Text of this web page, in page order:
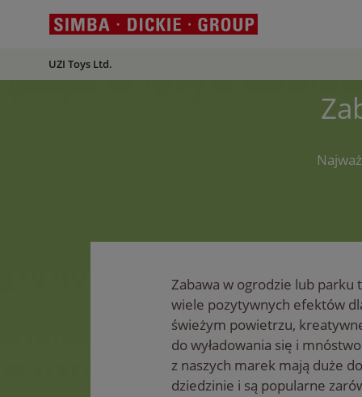
UZI Toys Ltd.
Zabawa w ogrodzie lub parku
wiele pozytywnych efektów
świeżym powietrzu,
do wyładowania się i
z naszych marek mają duże
dziedzinie i są popularne